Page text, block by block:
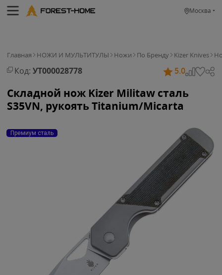
Москва
Главная НОЖИ И МУЛЬТИТУЛЫ Ножи По Бренду Kizer Knives
Код: УТ000028778 5.0
Складной нож Kizer Militaw сталь
S35VN, рукоять Titanium/Micarta
Премиум сталь